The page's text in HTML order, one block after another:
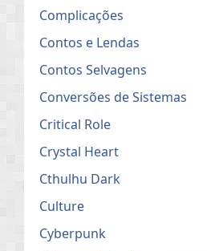
Complicações
Contos e Lendas
Contos Selvagens
Conversões de Sistemas
Critical Role
Crystal Heart
Cthulhu Dark
Culture
Cyberpunk